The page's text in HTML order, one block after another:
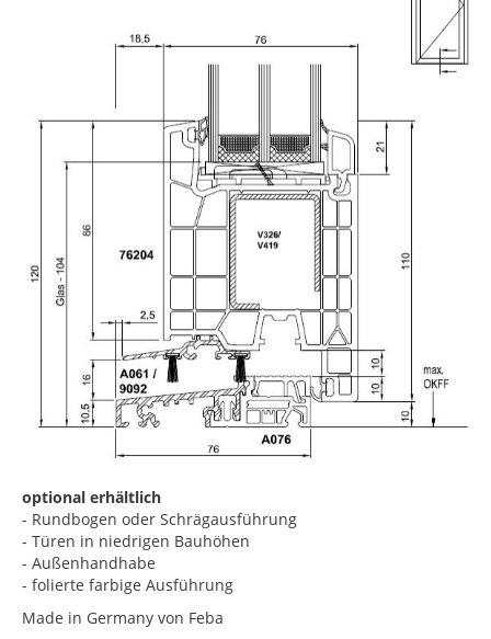
optional erhältlich
- Rundbogen oder Schrägausführung
- Türen in niedrigen Bauhöhen
- Außenhandhabe
- folierte farbige Ausführung
Made in Germany von Feba